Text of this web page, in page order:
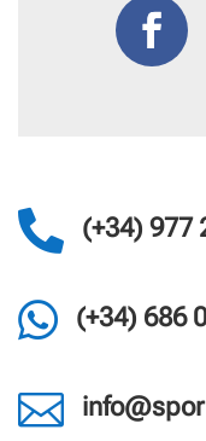
 (+34) 977
 (+34) 686
